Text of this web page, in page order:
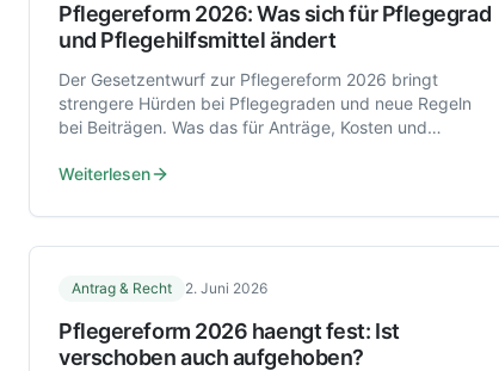
Pflegereform 2026: Was sich für Pflegegrad
und Pflegehilfsmittel ändert
Der Gesetzentwurf zur Pflegereform 2026 bringt
strengere Hürden bei Pflegegraden und neue Regeln
bei Beiträgen. Was das für Anträge, Kosten und
Weiterlesen
Antrag & Recht 2. Juni 2026
Pflegereform 2026 haengt fest: Ist
verschoben auch aufgehoben?